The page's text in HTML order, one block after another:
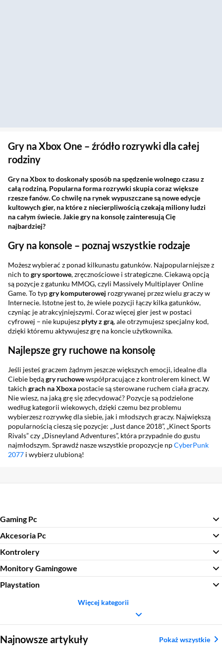
Gry na Xbox One – źródło rozrywki dla całej
rodziny
Gry na Xbox to doskonały sposób na spędzenie wolnego czasu z
całą rodziną. Popularna forma rozrywki skupia coraz większe
rzesze fanów. Co chwilę na rynek wypuszczane są nowe edycje
kultowych gier, na które z niecierpliwością czekają miliony ludzi
na całym świecie. Jakie gry na konsolę zainteresują Cię
najbardziej?
Gry na konsole – poznaj wszystkie rodzaje
Możesz wybierać z ponad kilkunastu gatunków. Najpopularniejsze z
nich togry sportowe, zręcznościowe i strategiczne. Ciekawą opcją
są pozycje z gatunku MMOG, czyli Massively Multiplayer Online
Game. To typgry komputerowej rozgrywanej przez wielu graczy w
Internecie. Istotne jest to, że wiele pozycji łączy kilka gatunków,
czyniąc je atrakcyjniejszymi. Coraz więcej gier jest w postaci
cyfrowej – nie kupujesz płyty z grą, ale otrzymujesz specjalny kod,
dzięki któremu aktywujesz grę na koncie użytkownika.
Najlepsze gry ruchowe na konsolę
Jeśli jesteś graczem żądnym jeszcze większych emocji, idealne dla
Ciebie będągry ruchowewspółpracujące z kontrolerem kinect. W
takich grach na Xboxa postacie są sterowane ruchem ciała graczy.
Nie wiesz, na jaką grę się zdecydować? Pozycje są podzielone
według kategorii wiekowych, dzięki czemu bez problemu
wybierzesz rozrywkę dla siebie, jak i młodszych graczy. Największą
popularnością cieszą się pozycje: „Just dance 2018”, „Kinect Sports
Rivals” czy „Disneyland Adventures”, która przypadnie do gustu
najmłodszym. Sprawdź nasze wszystkie propozycje npCyberPunk
2077 i wybierz ulubioną!
Gaming Pc
Akcesoria Pc
Kontrolery
Monitory Gamingowe
Playstation
Więcej kategorii
Najnowsze artykuły Pokaż wszystkie